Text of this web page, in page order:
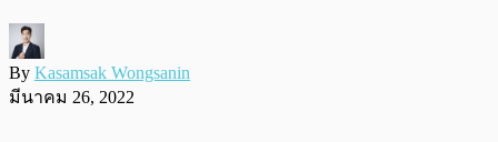
By Kasamsak Wongsanin
มีนาคม 26, 2022